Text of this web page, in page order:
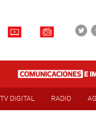
TV DIGITAL RADIO